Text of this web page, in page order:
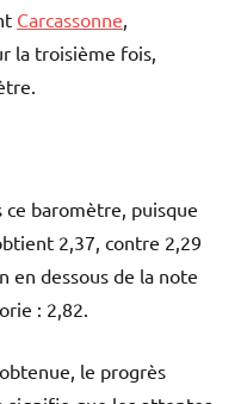
Carcassonne,
la troisième fois,
ce baromètre, puisque
2,37, contre 2,29
en dessous de la note
: 2,82.
le progrès